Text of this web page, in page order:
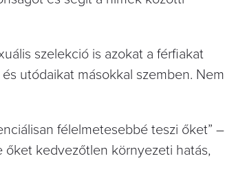
szelekció is azokat a férfiakat
utódaikat másokkal szemben. Nem
félelmetesebbé teszi őket” –
őket kedvezőtlen környezeti hatás,